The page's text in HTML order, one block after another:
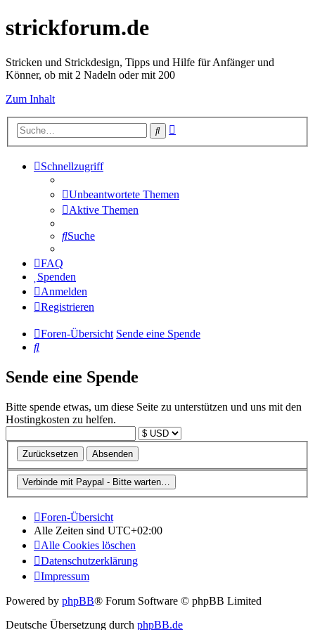
strickforum.de
Stricken und Strickdesign, Tipps und Hilfe für Anfänger und
Könner, ob mit 2 Nadeln oder mit 200
Zum Inhalt
Suche
Schnellzugriff
Unbeantwortete Themen
Aktive Themen
Suche
FAQ
Spenden
Anmelden
Registrieren
Foren-Übersicht Sende eine Spende
Suche
Sende eine Spende
Bitte spende etwas, um diese Seite zu unterstützen und uns mit den
Hostingkosten zu helfen.
Foren-Übersicht
Alle Zeiten sind UTC+02:00
Alle Cookies löschen
Datenschutzerklärung
Impressum
Powered by phpBB® Forum Software © phpBB Limited
Deutsche Übersetzung durch phpBB.de